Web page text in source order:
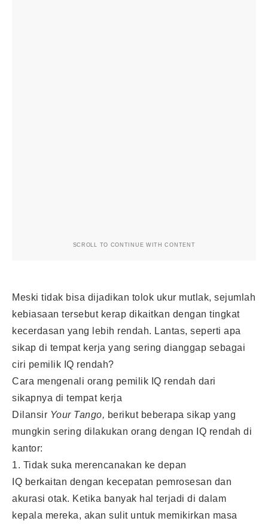
SCROLL TO CONTINUE WITH CONTENT
Meski tidak bisa dijadikan tolok ukur mutlak, sejumlah
kebiasaan tersebut kerap dikaitkan dengan tingkat
kecerdasan yang lebih rendah. Lantas, seperti apa
sikap di tempat kerja yang sering dianggap sebagai
ciri pemilik IQ rendah?
Cara mengenali orang pemilik IQ rendah dari
sikapnya di tempat kerja
Dilansir Your Tango, berikut beberapa sikap yang
mungkin sering dilakukan orang dengan IQ rendah di
kantor:
1. Tidak suka merencanakan ke depan
IQ berkaitan dengan kecepatan pemrosesan dan
akurasi otak. Ketika banyak hal terjadi di dalam
kepala mereka, akan sulit untuk memikirkan masa